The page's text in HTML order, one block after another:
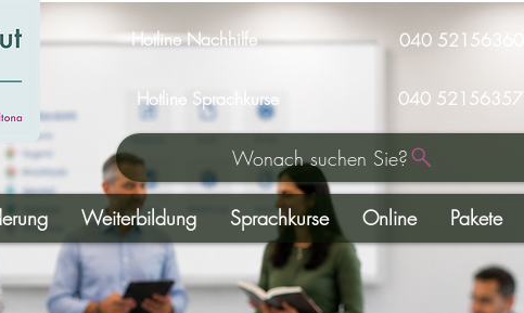
Hotline Nachhilfe 040 52156360
Hotline Sprachkurse 040 52156357
Wonach suchen Sie?
Weiterbildung Sprachkurse Online Pakete